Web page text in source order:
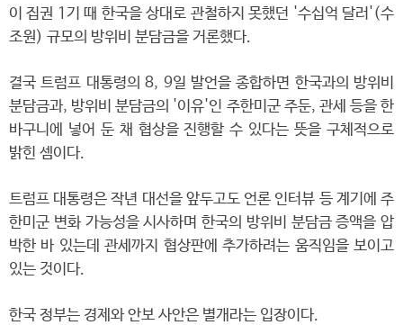
이 집권 1기 때 한국을 상대로 관철하지 못했던 '수십억 달러'(수
조원) 규모의 방위비 분담금을 거론했다.
결국 트럼프 대통령의 8, 9일 발언을 종합하면 한국과의 방위비
분담금과, 방위비 분담금의 '이유'인 주한미군 주둔, 관세 등을 한
바구니에 넣어 둔 채 협상을 진행할 수 있다는 뜻을 구체적으로
밝힌 셈이다.
트럼프 대통령은 작년 대선을 앞두고도 언론 인터뷰 등 계기에 주
한미군 변화 가능성을 시사하며 한국의 방위비 분담금 증액을 압
박한 바 있는데 관세까지 협상판에 추가하려는 움직임을 보이고
있는 것이다.
한국 정부는 경제와 안보 사안은 별개라는 입장이다.